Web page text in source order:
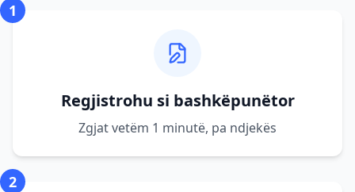
1
Regjistrohu si bashkëpunëtor
Zgjat vetëm 1 minutë, pa ndjekës
2